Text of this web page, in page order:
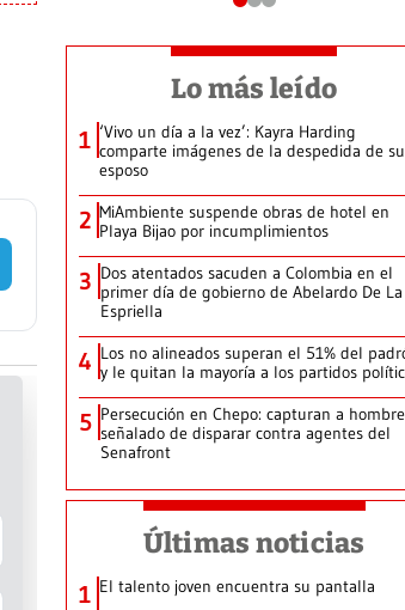
Lo más leído
1 ‘Vivo un día a la vez’: Kayra Harding
comparte imágenes de la despedida de su
esposo
2 MiAmbiente suspende obras de hotel en
Playa Bijao por incumplimientos
3 Dos atentados sacuden a Colombia en el
primer día de gobierno de Abelardo De La
Espriella
4 Los no alineados superan el 51% del
y le quitan la mayoría a los partidos
5 Persecución en Chepo: capturan a hombre
señalado de disparar contra agentes del
Senafront
Últimas noticias
1 El talento joven encuentra su pantalla​